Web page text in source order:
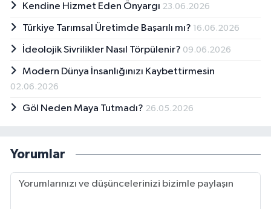
Kendine Hizmet Eden Önyargı 23.06.2026
Türkiye Tarımsal Üretimde Başarılı mı? 16.06.2026
İdeolojik Sivrilikler Nasıl Törpülenir? 09.06.2026
Modern Dünya İnsanlığınızı Kaybettirmesin
02.06.2026
Göl Neden Maya Tutmadı? 26.05.2026
Yorumlar